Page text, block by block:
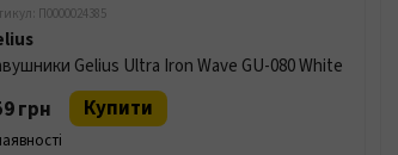
П0000024385
Gelius Ultra Iron Wave GU-080 White
грн Купити